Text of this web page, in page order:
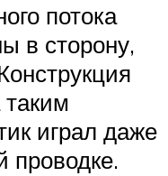
потока
в сторону,
играл даже
проводке.